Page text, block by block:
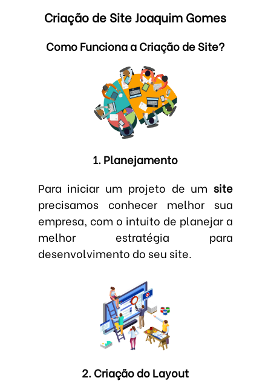
Criação de Site Joaquim Gomes
Como Funciona a Criação de Site?
1. Planejamento
Para iniciar um projeto de umsite
precisamos conhecer melhor sua
empresa, com o intuito de planejar a
melhor estratégia para
desenvolvimento do seu site.
2. Criação do Layout